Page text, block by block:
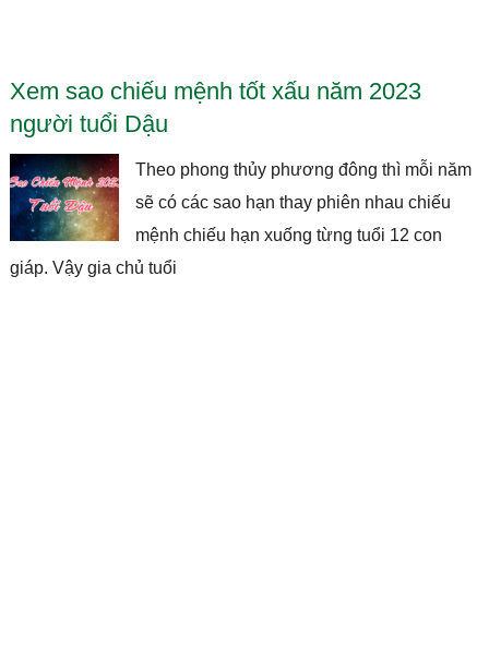
Xem sao chiếu mệnh tốt xấu năm 2023
người tuổi Dậu
Theo phong thủy phương đông thì mỗi năm
sẽ có các sao hạn thay phiên nhau chiếu
mệnh chiếu hạn xuống từng tuổi 12 con
giáp. Vậy gia chủ tuổi